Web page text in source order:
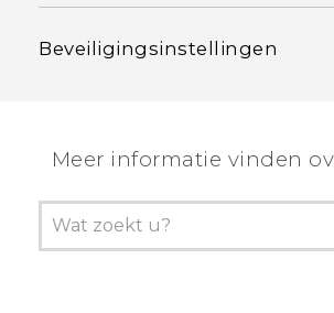
Beveiligingsinstellingen
Meer informatie vinden